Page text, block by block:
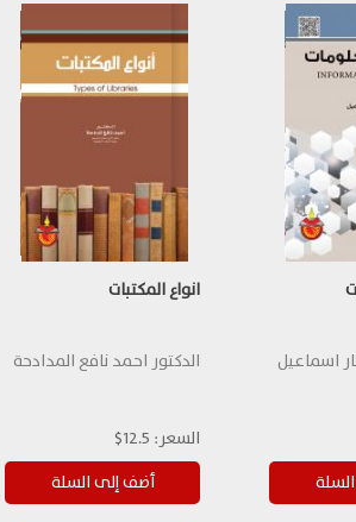
اسماعيل
انواع المكتبات
الدكتور احمد نافع المدادحة
السعر: 12.5$